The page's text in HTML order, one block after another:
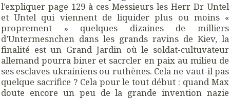
l’expliquer page 129 à ces Messieurs les Herr Dr Untel
et Untel qui viennent de liquider plus ou moins «
proprement » quelques dizaines de milliers
d’Untermesnchen dans les grands ravins de Kiev, la
finalité est un Grand Jardin où le soldat-cultuvateur
allemand pourra biner et sacrcler en paix au milieu de
ses esclaves ukrainiens ou ruthènes. Cela ne vaut-il pas
quelque sacrifice ? Cela pour le tout début : quand Max
doute encore un peu de la grande invention nazie